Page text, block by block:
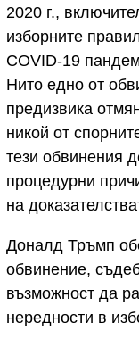
2020 г.,
изборните
COVID-19
Нито едно от
предизвика
никой от
тези обвинения
процедурни
на
Доналд Тръмп
обвинение,
възможност да
нередности в